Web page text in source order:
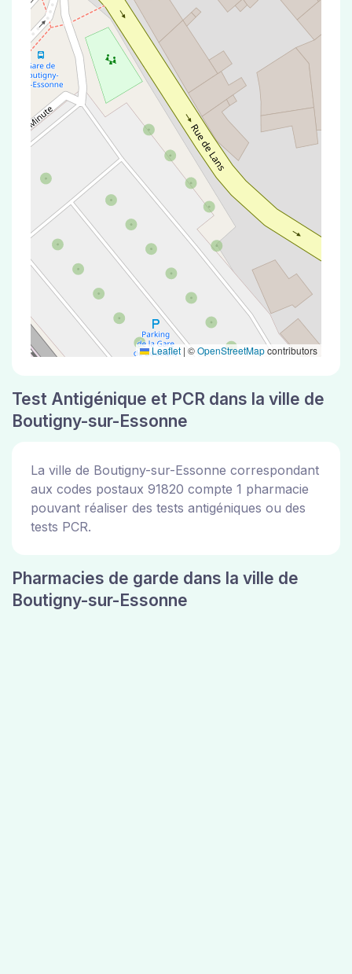
Leaflet | ©OpenStreetMapcontributors
Test Antigénique et PCR dans la ville de
Boutigny-sur-Essonne
La ville de Boutigny-sur-Essonne correspondant
aux codes postaux 91820 compte 1 pharmacie
pouvant réaliser des tests antigéniques ou des
tests PCR.
Pharmacies de garde dans la ville de
Boutigny-sur-Essonne